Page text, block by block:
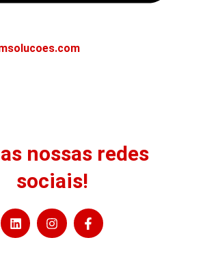
nossas redes
sociais!